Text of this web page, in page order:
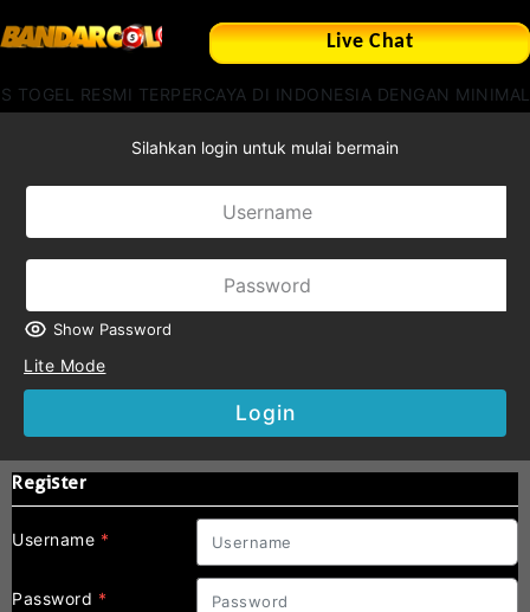
Live Chat
RESMI TERPERCAYA DI INDONESIA DENGAN
Silahkan login untuk mulai bermain
Show Password
Lite Mode
Login
Register
Username *
Password *